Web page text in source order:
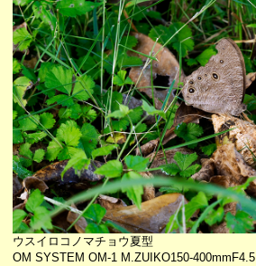
ウスイロコノマチョウ夏型
OM SYSTEM OM-1 M.ZUIKO150-400mmF4.5